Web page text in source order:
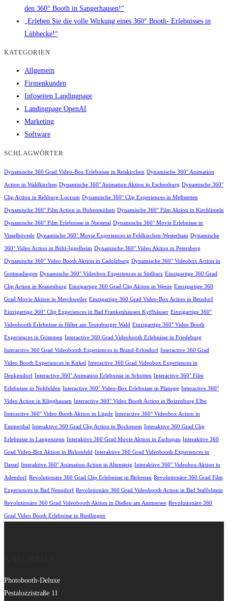
den 360° Booth in Sangerhausen!“
„Erleben Sie die volle Wirkung eines 360° Booth- Erlebnisses in
Lübbecke!“
KATEGORIEN
Allgemein
Firmenkunden
Infoseiten Landingpage
Landingpage OpenAI
Marketing
Software
SCHLAGWÖRTER
Dynamische 360 Grad Video-Box Erlebnisse in Reiskirchen Dynamische 360° Animation
Action in Waldkirchen Dynamische 360° Animation Aktion in Eschenburg Dynamische 360°
Clip Action in Rehburg-Loccum Dynamische 360° Clip Experiences in Meßstetten
Dynamische 360° Film Action in Hohenmölsen Dynamische 360° Film Aktion in Kirchlinteln
Dynamische 360° Film Erlebnisse in Niestetal Dynamische 360° Movie Erlebnisse in
Visselhövede Dynamische 360° Movie Experiences in Feldkirchen-Westerham Dynamische
360° Video Action in Böhl-Iggelheim Dynamische 360° Video Aktion in Petersberg
Dynamische 360° Video Booth Aktion in Cadolzburg Dynamische 360° Videobox Action in
Gottmadingen Dynamische 360° Videobox Experiences in Südharz Einzigartige 360 Grad
Clip Action in Kranenburg Einzigartige 360 Grad Clip Aktion in Weeze Einzigartige 360
Grad Movie Aktion in Merchweiler Einzigartige 360 Grad Video-Box Action in Betzdorf
Einzigartige 360° Clip Experiences in Bad Frankenhausen Kyffhäuser Einzigartige 360°
Videobooth Erlebnisse in Hilter am Teutoburger Wald Einzigartige 360° Video Booth
Experiences in Grimmen Interactive 360 Grad Videobooth Erlebnisse in Friedeburg
Interactive 360 Grad Videobooth Experiences in Brand-Erbisdorf Interactive 360 Grad
Video Booth Experiences in Kirkel Interactive 360 Grad Videobox Experiences in
Denkendorf Interactive 360° Animation Erlebnisse in Schotten Interactive 360° Film
Erlebnisse in Nohfelden Interactive 360° Video-Box Erlebnisse in Planegg Interactive 360°
Video Action in Klipphausen Interactive 360° Video Booth Action in Boizenburg Elbe
Interactive 360° Video Booth Aktion in Lügde Interactive 360° Videobox Action in
Emmerthal Interaktive 360 Grad Clip Action in Bockenem Interaktive 360 Grad Clip
Erlebnisse in Langenzenn Interaktive 360 Grad Movie Aktion in Zschopau Interaktive 360
Grad Video-Box Aktion in Birkenfeld Interaktive 360 Grad Videobooth Experiences in
Dassel Interaktive 360° Animation Action in Altensteig Interaktive 360° Videobox Aktion in
Adendorf Revolutionäre 360 Grad Clip Erlebnisse in Birkenau Revolutionäre 360 Grad Film
Experiences in Bad Nenndorf Revolutionäre 360 Grad Videobooth Action in Bad Staffelstein
Revolutionäre 360 Grad Videobooth Aktion in Dießen am Ammersee Revolutionäre 360
Grad Video Booth Erlebnisse in Riedlingen
Photobooth-Deluxe
Pestalozzistraße 11